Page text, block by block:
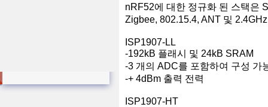
nRF52에 대한 정규화 된 스택은
Zigbee, 802.15.4, ANT 및
ISP1907-LL
-192kB 플래시 및 24kB SRAM
-3 개의 ADC를 포함하여 구성 가
-+ 4dBm 출력 전력
ISP1907-HT